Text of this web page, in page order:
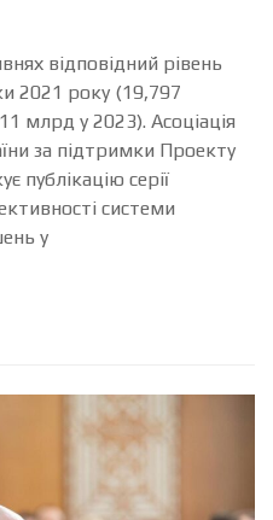
відповідний рівень
2021 року (19,797
млрд у 2023). Асоціація
за підтримки Проекту
публікацію серії
системи
у